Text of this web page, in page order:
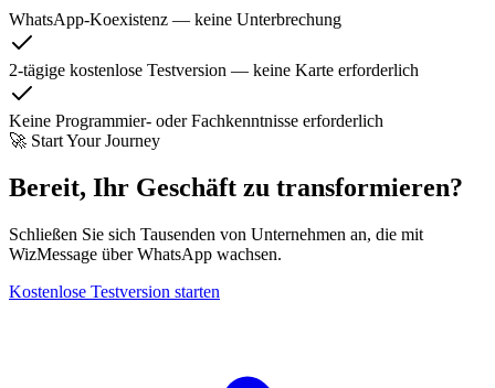
WhatsApp-Koexistenz — keine Unterbrechung
2-tägige kostenlose Testversion — keine Karte erforderlich
Keine Programmier- oder Fachkenntnisse erforderlich
🚀 Start Your Journey
Bereit, Ihr Geschäft zu transformieren?
Schließen Sie sich Tausenden von Unternehmen an, die mit
WizMessage über WhatsApp wachsen.
Kostenlose Testversion starten